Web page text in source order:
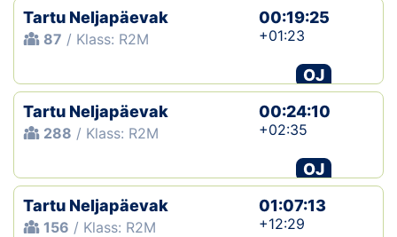
Tartu Neljapäevak
87 / Klass: R2M
00:19:25
+01:23
OJ
Tartu Neljapäevak
288 / Klass: R2M
00:24:10
+02:35
OJ
Tartu Neljapäevak
156 / Klass: R2M
01:07:13
+12:29